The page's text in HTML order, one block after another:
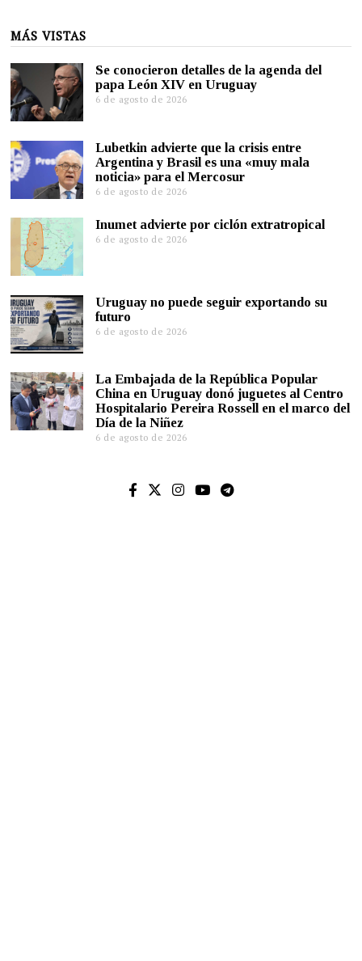
MÁS VISTAS
Se conocieron detalles de la agenda del
papa León XIV en Uruguay
6 de agosto de 2026
Lubetkin advierte que la crisis entre
Argentina y Brasil es una «muy mala
noticia» para el Mercosur
6 de agosto de 2026
Inumet advierte por ciclón extratropical
6 de agosto de 2026
Uruguay no puede seguir exportando su
futuro
6 de agosto de 2026
La Embajada de la República Popular
China en Uruguay donó juguetes al Centro
Hospitalario Pereira Rossell en el marco del
Día de la Niñez
6 de agosto de 2026